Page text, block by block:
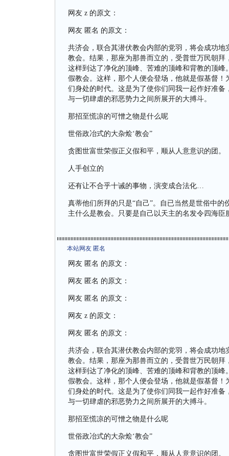
网友 z 的原文：
网友 匿名 的原文：
共济会，联合其潜伏教会内部的党羽，将会成功
教会。结果，那座为那兽而立的，受普世万民朝
这样到达了净化的顶峰、苦难的顶峰和背教的顶
假教会。这样，那个人便会登场，他就是假基督
们身处的时代。这是为了使你们同我一起作好准
与一切肆虐的邪恶势力之间所展开的大搏斗。
那招至慌凉的可憎之物是什么呢
世俗政冶式的大杂烩‘教会”
贪图世富世荣假正义假和平，顺从人意意识的团。
人手创立的
还有让不合乎十诫的事物，演变成合法化…
真蒂他们所拜的只是“自己”。自已当然是世俗中
主什么是教会。只要是自己以天主的名发令四海臣
本站网友 匿名
网友 匿名 的原文：
网友 匿名 的原文：
网友 匿名 的原文：
网友 z 的原文：
网友 匿名 的原文：
共济会，联合其潜伏教会内部的党羽，将会成功
教会。结果，那座为那兽而立的，受普世万民朝
这样到达了净化的顶峰、苦难的顶峰和背教的顶
假教会。这样，那个人便会登场，他就是假基督
们身处的时代。这是为了使你们同我一起作好准
与一切肆虐的邪恶势力之间所展开的大搏斗。
那招至慌凉的可憎之物是什么呢
世俗政冶式的大杂烩‘教会”
贪图世富世荣假正义假和平，顺从人意意识的团。